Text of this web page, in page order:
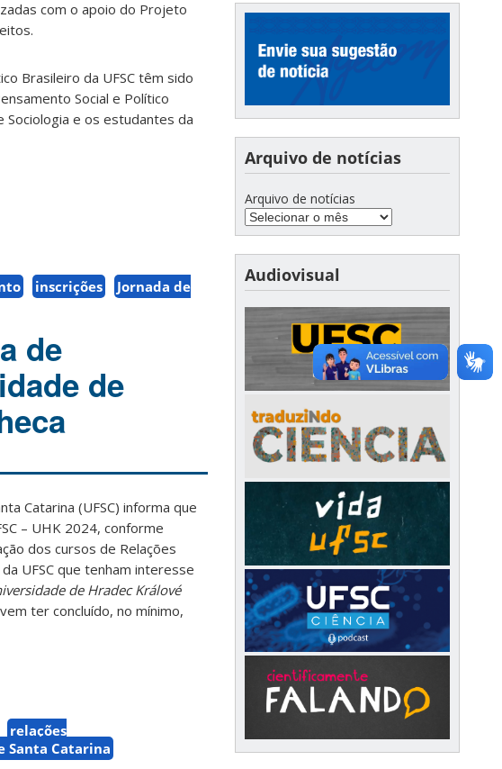
com o apoio do Projeto
Brasileiro da UFSC têm sido
Social e Político
e os estudantes da
inscrições
Jornada de
de
de
Catarina (UFSC) informa que
– UHK 2024, conforme
dos cursos de Relações
UFSC que tenham interesse
de Hradec Králové
ter concluído, no mínimo,
relações
Santa Catarina
Arquivo de notícias
Arquivo de notícias
Audiovisual